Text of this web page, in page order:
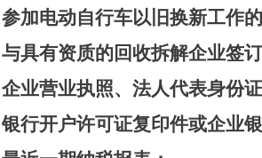
参加电动自行车以旧换新工作
与具有资质的回收拆解企业签
企业营业执照、法人代表身份
银行开户许可证复印件或企业